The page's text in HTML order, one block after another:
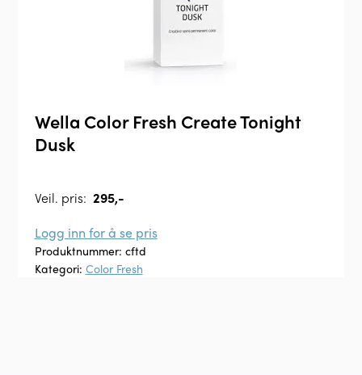
Wella Color Fresh Create Tonight
Dusk
Veil. pris: 295,-
Logg inn for å se pris
Produktnummer: cftd
Kategori: Color Fresh